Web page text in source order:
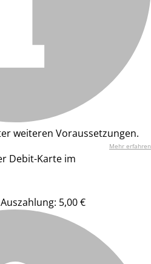
weiteren Voraussetzungen.
Mehr erfahren
Debit-Karte im
5,00 €